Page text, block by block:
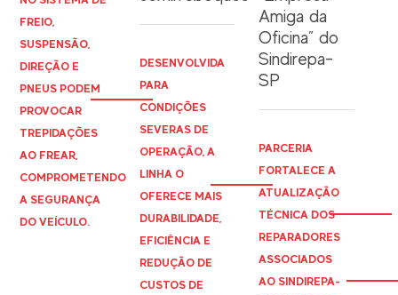
FREIO,
SUSPENSÃO,
DIREÇÃO E
PNEUS PODEM
PROVOCAR
TREPIDAÇÕES
AO FREAR,
COMPROMETENDO
A SEGURANÇA
DO VEÍCULO.
DESENVOLVIDA
PARA
CONDIÇÕES
SEVERAS DE
OPERAÇÃO, A
LINHA O
OFERECE MAIS
DURABILIDADE,
EFICIÊNCIA E
REDUÇÃO DE
CUSTOS DE
Amiga da
Oficina” do
Sindirepa-
SP
PARCERIA
FORTALECE A
ATUALIZAÇÃO
TÉCNICA DOS
REPARADORES
ASSOCIADOS
AO SINDIREPA-